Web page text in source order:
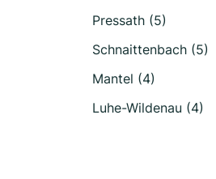
Pressath (5)
Schnaittenbach (5)
Mantel (4)
Luhe-Wildenau (4)